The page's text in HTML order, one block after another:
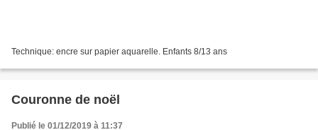
Technique: encre sur papier aquarelle. Enfants 8/13 ans
Couronne de noël
Publié le 01/12/2019 à 11:37